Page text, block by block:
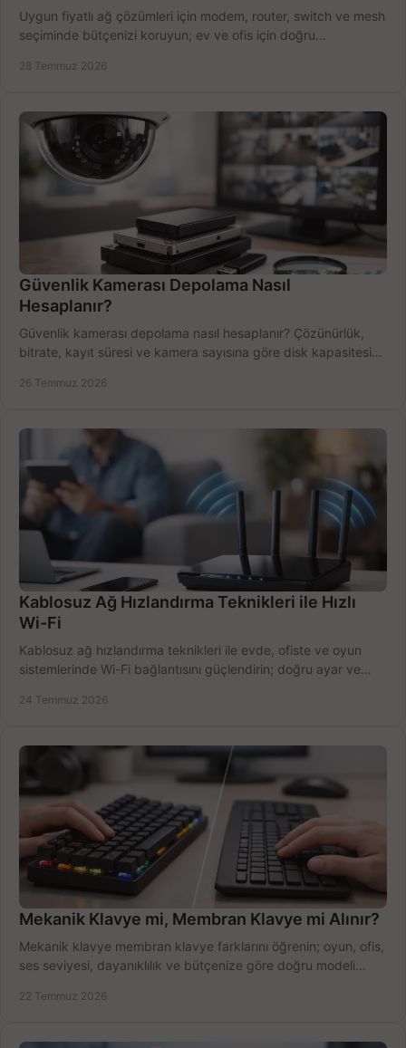
Uygun fiyatlı ağ çözümleri için modem, router, switch ve mesh
seçiminde bütçenizi koruyun; ev ve ofis için doğru
28 Temmuz 2026
Güvenlik Kamerası Depolama Nasıl
Hesaplanır?
Güvenlik kamerası depolama nasıl hesaplanır? Çözünürlük,
bitrate, kayıt süresi ve kamera sayısına göre disk kapasitesini
26 Temmuz 2026
Kablosuz Ağ Hızlandırma Teknikleri ile Hızlı
Wi-Fi
Kablosuz ağ hızlandırma teknikleri ile evde, ofiste ve oyun
sistemlerinde Wi-Fi bağlantısını güçlendirin; doğru ayar ve
24 Temmuz 2026
Mekanik Klavye mi, Membran Klavye mi Alınır?
Mekanik klavye membran klavye farklarını öğrenin; oyun, ofis,
ses seviyesi, dayanıklılık ve bütçenize göre doğru modeli
22 Temmuz 2026